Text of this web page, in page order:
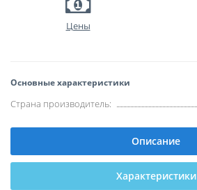
Цены
Основные характеристики
Страна производитель:
Описание
Характеристики